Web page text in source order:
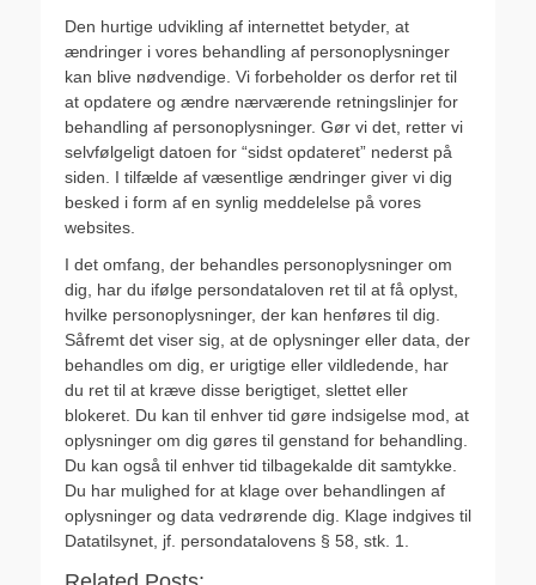
Den hurtige udvikling af internettet betyder, at
ændringer i vores behandling af personoplysninger
kan blive nødvendige. Vi forbeholder os derfor ret til
at opdatere og ændre nærværende retningslinjer for
behandling af personoplysninger. Gør vi det, retter vi
selvfølgeligt datoen for “sidst opdateret” nederst på
siden. I tilfælde af væsentlige ændringer giver vi dig
besked i form af en synlig meddelelse på vores
websites.
I det omfang, der behandles personoplysninger om
dig, har du ifølge persondataloven ret til at få oplyst,
hvilke personoplysninger, der kan henføres til dig.
Såfremt det viser sig, at de oplysninger eller data, der
behandles om dig, er urigtige eller vildledende, har
du ret til at kræve disse berigtiget, slettet eller
blokeret. Du kan til enhver tid gøre indsigelse mod, at
oplysninger om dig gøres til genstand for behandling.
Du kan også til enhver tid tilbagekalde dit samtykke.
Du har mulighed for at klage over behandlingen af
oplysninger og data vedrørende dig. Klage indgives til
Datatilsynet, jf. persondatalovens § 58, stk. 1.